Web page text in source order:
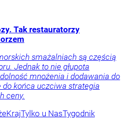
Tak restauratorzy
smażalniach są częścią
Jednak to nie głupota
mnożenia i dodawania do
do końca uczciwa strategia
ceny.
KrajTylko u NasTygodnik